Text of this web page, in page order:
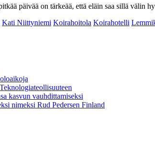
päivää on tärkeää, että eläin saa sillä välin
Kati Niittyniemi Koirahoitola Koirahotelli
kasvun vauhdittamiseksi
nimeksi Rud Pedersen Finland